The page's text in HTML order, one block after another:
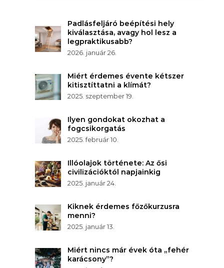
Padlásfeljáró beépítési hely
kiválasztása, avagy hol lesz a
legpraktikusabb?
2026. január 26.
Miért érdemes évente kétszer
kitisztíttatni a klímát?
2025. szeptember 19.
Ilyen gondokat okozhat a
fogcsikorgatás
2025. február 10.
Illóolajok története: Az ősi
civilizációktól napjainkig
2025. január 24.
Kiknek érdemes főzőkurzusra
menni?
2025. január 13.
Miért nincs már évek óta „fehér
karácsony”?